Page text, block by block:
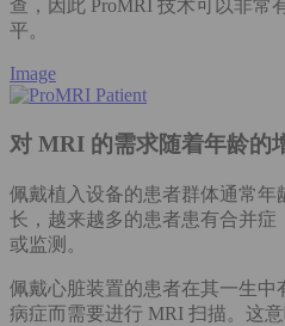
查，因此 ProMRI 技术可以非常
平。
Image
对 MRI 的需求随着年龄的
佩戴植入设备的患者群体通常年
长，越来越多的患者患有合并
或监测。
佩戴心脏装置的患者在其一生中
病症而需要进行 MRI 扫描。这